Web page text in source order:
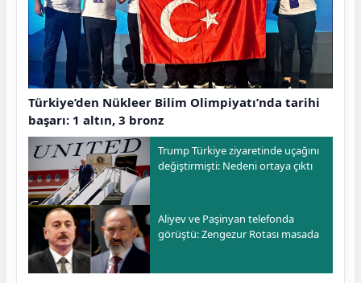
Türkiye’den Nükleer Bilim Olimpiyatı’nda tarihi
başarı: 1 altın, 3 bronz
Trump Türkiye ziyaretinde uçağını
değiştirmişti: Nedeni ortaya çıktı
Aliyev ve Paşinyan telefonda
görüştü: Zengezur Rotası masada